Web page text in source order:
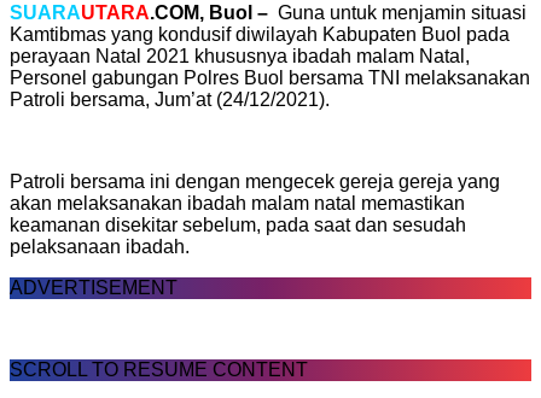
SUARAUTARA.COM, Buol – Guna untuk menjamin situasi
Kamtibmas yang kondusif diwilayah Kabupaten Buol pada
perayaan Natal 2021 khususnya ibadah malam Natal,
Personel gabungan Polres Buol bersama TNI melaksanakan
Patroli bersama, Jum’at (24/12/2021).
Patroli bersama ini dengan mengecek gereja gereja yang
akan melaksanakan ibadah malam natal memastikan
keamanan disekitar sebelum, pada saat dan sesudah
pelaksanaan ibadah.
ADVERTISEMENT
SCROLL TO RESUME CONTENT